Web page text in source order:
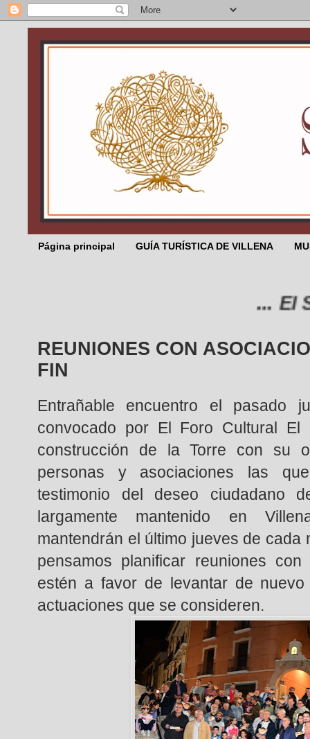
Página principal GUÍA TURÍSTICA DE VILLENA
... El
REUNIONES CON
FIN
Entrañable encuentro el pasado
convocado por El Foro Cultural El
construcción de la Torre con su
personas y asociaciones las
testimonio del deseo ciudadano
largamente mantenido en
mantendrán el último jueves de
pensamos planificar reuniones
estén a favor de levantar de
actuaciones que se consideren.